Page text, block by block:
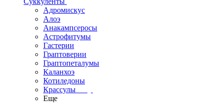
Адромискус
Алоэ
Анакампсеросы
Астрофитумы
Гастерии
Граптоверии
Граптопеталумы
Каланхоэ
Котиледоны
Крассулы
Еще